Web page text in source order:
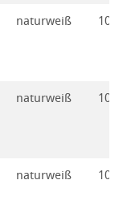
naturweiß
naturweiß
naturweiß